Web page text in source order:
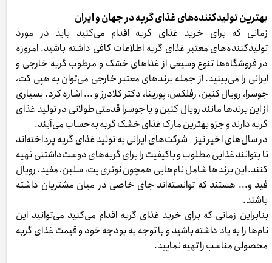
بهترین تولیدکننده‌های غذای گربه در جهان و ایران
زمانی که برای خرید غذای گربه اقدام می‌کنید باید در مورد
تولیدکننده‌های معتبر غذای گربه اطلاعات کافی داشته باشید. امروزه
در فروشگاه‌ها تنوع وسیعی از غذاهای خشک و مرطوب گربه خارجی و
ایرانی را می‌بینید. از جمله برندهای معتبر خارجی می‌توان به هپی کت،
جوسرا، رویال کنین، رفلکس، پورینا، دکتر کلادرز و ... اشاره کرد. بسیاری
از این برندها مانند رویال کنین و یا جوسرا قدمتی طولانی در تولید غذای
گربه دارند و جزو بهترین مارک غذای خشک گربه به‌حساب می‌آیند.
در سال‌های اخیر نیز شرکت‌های ایرانی به تولید غذای گربه پرداخته‌اند
تا بتوانند غذایی مطلوب و باکیفیت را برای گربه‌های دوست‌داشتنی تهیه
کنند. این برندها شامل نام‌هایی همچون نوتری پت، سلبن، مفید، رویال
فید و... هستند که توانسته‌اند جای خاصی در میان مشتریان داشته
باشند.
بنابراین زمانی که برای خرید غذای گربه اقدام می‌کنید می‌توانید این
نام‌ها را به یاد داشته باشید و با توجه به بودجه خود و قیمت غذای گربه
محصولی مناسب را تهیه نمایید.